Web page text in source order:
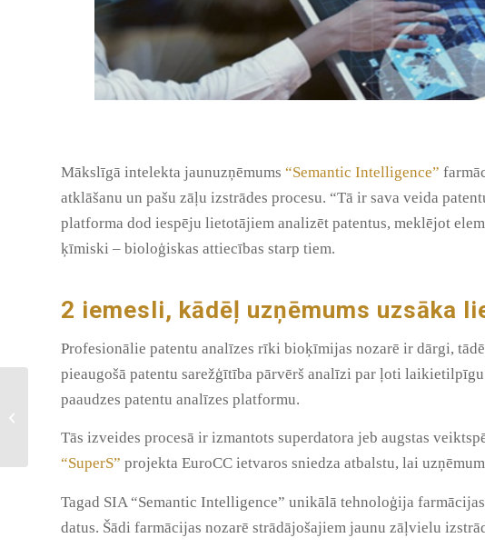
Mākslīgā intelekta jaunuzņēmums “Semantic Intelligence”
atklāšanu un pašu zāļu izstrādes procesu. “Tā ir sava veida
platforma dod iespēju lietotājiem analizēt patentus, meklējot
ķīmiski – bioloģiskas attiecības starp tiem.
2 iemesli, kādēļ uzņēmums uzsāka
Profesionālie patentu analīzes rīki bioķīmijas nozarē ir dārgi,
pieaugošā patentu sarežģītība pārvērš analīzi par ļoti
paaudzes patentu analīzes platformu.
Tās izveides procesā ir izmantots superdatora jeb augstas
“SuperS” projekta EuroCC ietvaros sniedza atbalstu, lai
Tagad SIA “Semantic Intelligence” unikālā tehnoloģija
datus. Šādi farmācijas nozarē strādājošajiem jaunu zāļvielu
Apgūsti CUDA pamatus
novembrī